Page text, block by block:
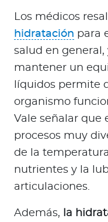
Los médicos
hidratación para
salud en
mantener un
líquidos permite
organismo
Vale señalar que
procesos muy
de la
nutrientes y la
articulaciones.
Además, la